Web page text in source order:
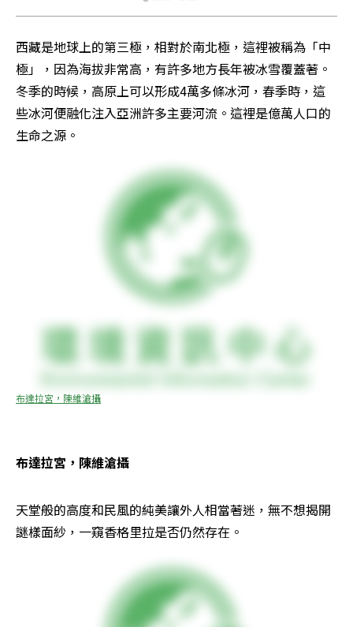
西藏是地球上的第三極，相對於南北極，這裡被稱為「中
極」，因為海拔非常高，有許多地方長年被冰雪覆蓋著。
冬季的時候，高原上可以形成4萬多條冰河，春季時，這
些冰河便融化注入亞洲許多主要河流。這裡是億萬人口的
生命之源。
布達拉宮，陳維滄攝
布達拉宮，陳維滄攝
天堂般的高度和民風的純美讓外人相當著迷，無不想揭開
謎樣面紗，一窺香格里拉是否仍然存在。